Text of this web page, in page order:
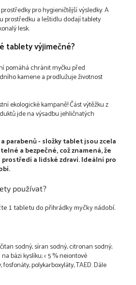
pro hygieničtější výsledky. A
prostředku a leštidlu dodají tablety
lesk.
tablety výjimečné?
pomáhá chránit myčku před
kamene a prodlužuje životnost
ekologické kampaně! Část výtěžku z
jde na výsadbu jehličnatých
parabenů - složky tablet jsou zcela
a bezpečné, což znamená, že
a lidské zdraví. Ideální pro
používat?
1 tabletu do přihrádky myčky nádobí.
sodný, síran sodný, citronan sodný;
bázi kyslíku; < 5 % neiontové
polykarboxyláty, TAED. Dále